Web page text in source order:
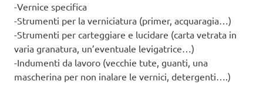
-Vernice specifica
-Strumenti per la verniciatura (primer, acquaragia…)
-Strumenti per carteggiare e lucidare (carta vetrata in
varia granatura, un’eventuale levigatrice…)
-Indumenti da lavoro (vecchie tute, guanti, una
mascherina per non inalare le vernici, detergenti….)